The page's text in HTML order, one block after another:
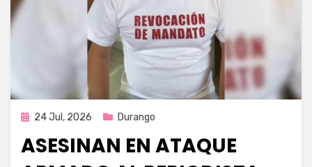
Publicada
24 Jul, 2026 Durango
ASESINAN EN ATAQUE